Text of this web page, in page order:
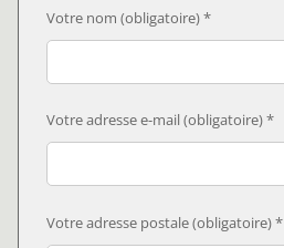
Votre nom (obligatoire) *
Votre adresse e-mail (obligatoire) *
Votre adresse postale (obligatoire) *